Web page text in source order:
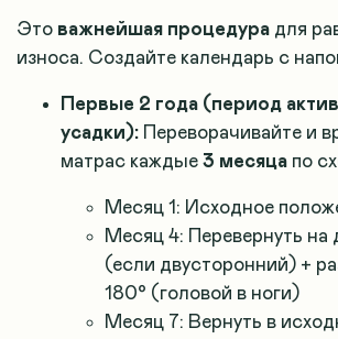
Это важнейшая процедура для
износа. Создайте календарь с
Первые 2 года (период
усадки): Переворачивайте и
матрас каждые 3 месяца по
Месяц 1: Исходное
Месяц 4: Перевернуть на
(если двусторонний) +
180° (головой в ноги)
Месяц 7: Вернуть в